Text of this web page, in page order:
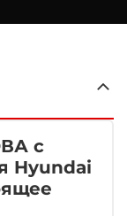
с
Hyundai